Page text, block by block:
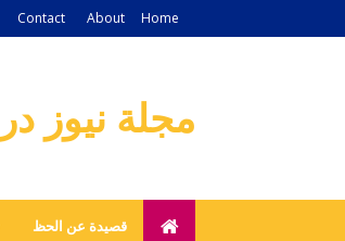
Home
About
Contact
مجلة نيوز
قصيدة عن الحظ